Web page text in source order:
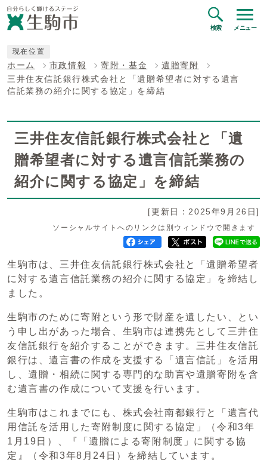
検索 メニュー
現在位置
ホーム 市政情報 寄附・基金
遺贈寄附
三井住友信託銀行株式会社と「遺贈希望者に対する遺言
信託業務の紹介に関する協定」を締結
三井住友信託銀行株式会社と「遺
贈希望者に対する遺言信託業務の
紹介に関する協定」を締結
[更新日：2025年9月26日]
ソーシャルサイトへのリンクは別ウィンドウで開きます
生駒市は、三井住友信託銀行株式会社と「遺贈希望者
に対する遺言信託業務の紹介に関する協定」を締結し
ました。
生駒市のために寄附という形で財産を遺したい、とい
う申し出があった場合、生駒市は連携先として三井住
友信託銀行を紹介することができます。三井住友信託
銀行は、遺言書の作成を支援する「遺言信託」を活用
し、遺贈・相続に関する専門的な助言や遺贈寄附を含
む遺言書の作成について支援を行います。
生駒市はこれまでにも、株式会社南都銀行と「遺言代
用信託を活用した寄附制度に関する協定」（令和3年
1月19日）、『「遺贈による寄附制度」に関する協
定』（令和3年8月24日）を締結しています。